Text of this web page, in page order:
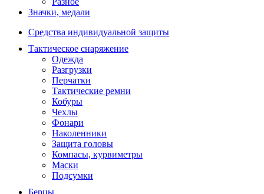
Значки, медали
Средства индивидуальной защиты
Тактическое снаряжение
Одежда
Разгрузки
Перчатки
Тактические ремни
Кобуры
Чехлы
Фонари
Наколенники
Защита головы
Компасы, курвиметры
Маски
Подсумки
Берцы